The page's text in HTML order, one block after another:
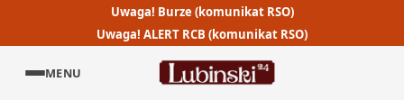
Uwaga! Burze (komunikat RSO)
Uwaga! ALERT RCB (komunikat RSO)
MENU